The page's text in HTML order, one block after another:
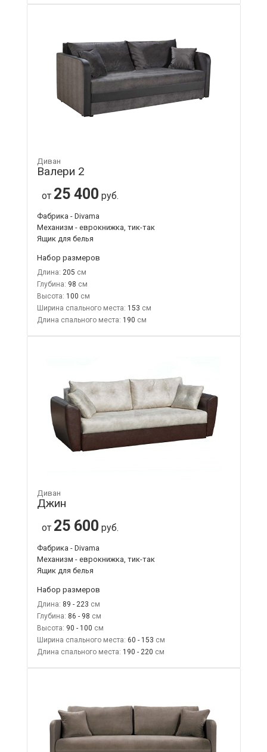
Диван
Валери 2
от 25 400 руб.
Фабрика - Divama
Механизм - еврокнижка, тик-так
Ящик для белья
Набор размеров
Длина: 205
Глубина: 98
Высота: 100
Ширина спального места: 153
Длина спального места: 190
Диван
Джин
от 25 600 руб.
Фабрика - Divama
Механизм - еврокнижка, тик-так
Ящик для белья
Набор размеров
Длина: 89 - 223
Глубина: 86 - 98
Высота: 90 - 100
Ширина спального места: 60 - 153
Длина спального места: 190 - 220